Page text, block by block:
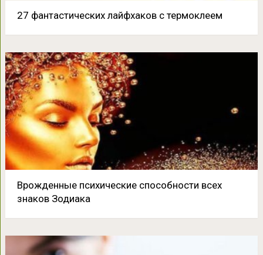
27 фантастических лайфхаков с термоклеем
Врожденные психические способности всех
знаков Зодиака